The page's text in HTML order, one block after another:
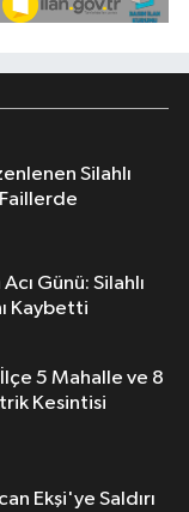
Günü: Silahlı
Kaybetti
5 Mahalle ve 8
Kesintisi
Ekşi'ye Saldırı